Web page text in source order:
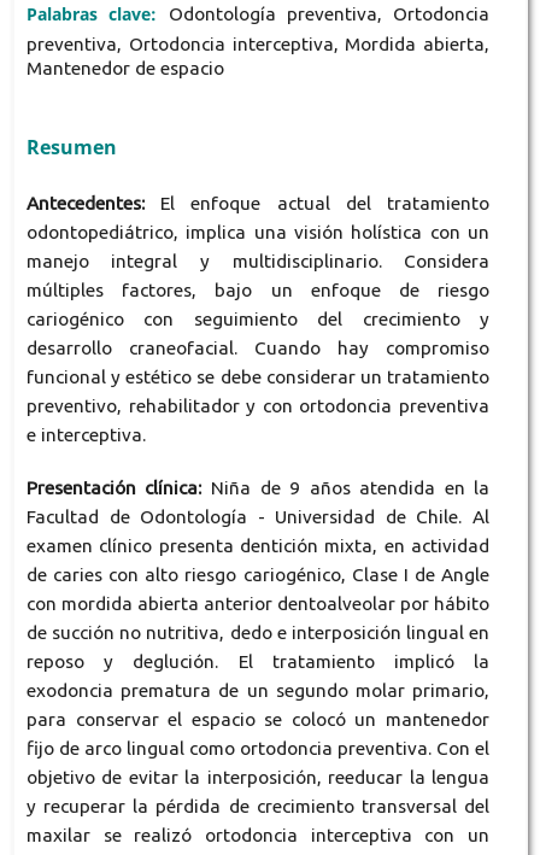
Palabras clave:
Odontología preventiva, Ortodoncia
preventiva, Ortodoncia interceptiva, Mordida abierta,
Mantenedor de espacio
Resumen
Antecedentes:El enfoque actual del tratamiento
odontopediátrico, implica una visión holística con un
manejo integral y multidisciplinario. Considera
múltiples factores, bajo un enfoque de riesgo
cariogénico con seguimiento del crecimiento y
desarrollo craneofacial. Cuando hay compromiso
funcional y estético se debe considerar un tratamiento
preventivo, rehabilitador y con ortodoncia preventiva
e interceptiva.
Presentación clínica: Niña de 9 años atendida en la
Facultad de Odontología - Universidad de Chile. Al
examen clínico presenta dentición mixta, en actividad
de caries con alto riesgo cariogénico, Clase I de Angle
con mordida abierta anterior dentoalveolar por hábito
de succión no nutritiva, dedo e interposición lingual en
reposo y deglución. El tratamiento implicó la
exodoncia prematura de un segundo molar primario,
para conservar el espacio se colocó un mantenedor
fijo de arco lingual como ortodoncia preventiva. Con el
objetivo de evitar la interposición, reeducar la lengua
y recuperar la pérdida de crecimiento transversal del
maxilar se realizó ortodoncia interceptiva con un